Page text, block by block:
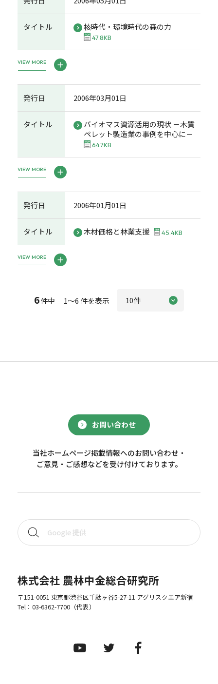
タイトル 核時代・環境時代の森の力
47.8KB
VIEW MORE
発行日 2006年03月01日
タイトル
バイオマス資源活用の現状 －木質
ペレット製造業の事例を中心に－
64.7KB
VIEW MORE
発行日 2006年01月01日
タイトル 木材価格と林業支援 45.4KB
VIEW MORE
6件中 1～6 件を表示
お問い合わせ
当社ホームページ掲載情報へのお問い合わせ・
ご意見・ご感想などを受け付けております。
株式会社 農林中金総合研究所
〒151-0051 東京都渋谷区千駄ヶ谷5-27-11 アグリスクエア新宿
Tel： 03-6362-7700（代表）